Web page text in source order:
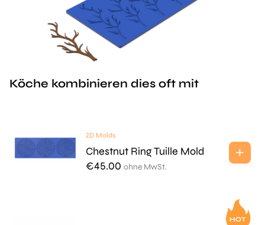
Köche kombinieren dies oft mit
2D Molds
Chestnut Ring Tuille Mold
€45.00 ohne MwSt.